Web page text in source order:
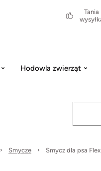
Tania
Hodowla zwierząt
Smycze Smycz dla psa